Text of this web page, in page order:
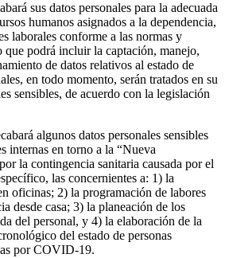
sus datos personales para la adecuada
humanos asignados a la dependencia,
laborales conforme a las normas y
podrá incluir la captación, manejo,
de datos relativos al estado de
en todo momento, serán tratados en su
sensibles, de acuerdo con la legislación
algunos datos personales sensibles
internas en torno a la “Nueva
la contingencia sanitaria causada por el
las concernientes a: 1) la
oficinas; 2) la programación de labores
desde casa; 3) la planeación de los
del personal, y 4) la elaboración de la
del estado de personas
por COVID-19.